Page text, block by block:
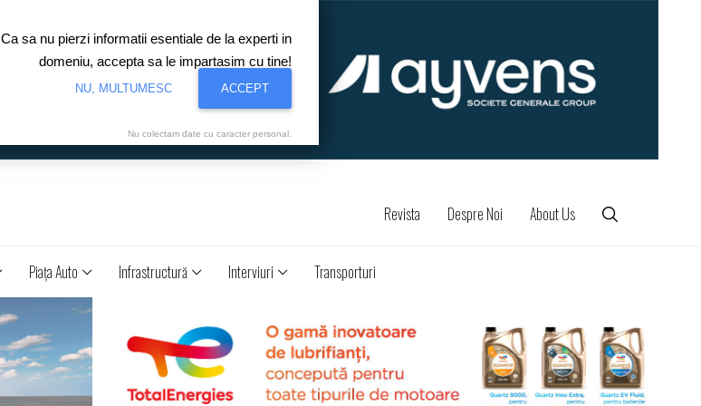
Revista Despre Noi About Us
Piaţa Auto Infrastructură Interviuri Transporturi
Ca sa nu pierzi informatii esentiale de la experti in
domeniu, accepta sa le impartasim cu tine!
NU, MULTUMESC ACCEPT
Nu colectam date cu caracter personal.